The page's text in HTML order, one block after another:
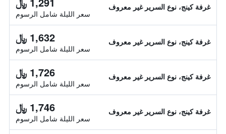
غرفة كينج، نوع السرير غير معروف
سعر الليلة شامل الرسوم
غرفة كينج، نوع السرير غير معروف 1,632 ﷼
سعر الليلة شامل الرسوم
غرفة كينج، نوع السرير غير معروف 1,726 ﷼
سعر الليلة شامل الرسوم
غرفة كينج، نوع السرير غير معروف 1,746 ﷼
سعر الليلة شامل الرسوم